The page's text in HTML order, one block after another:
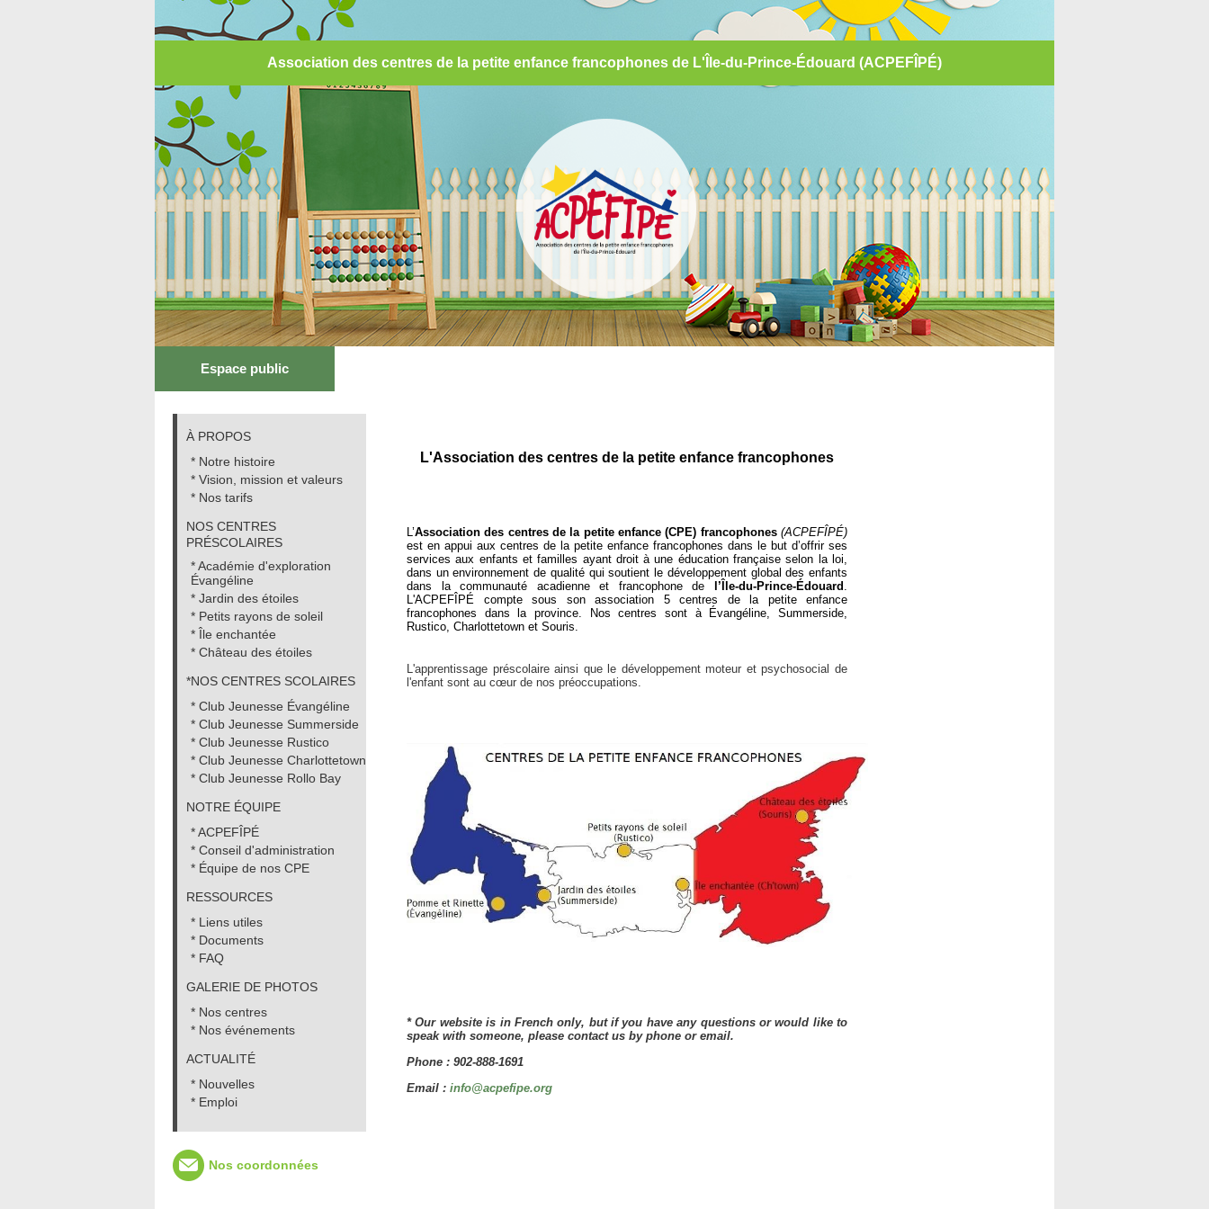
Association des centres de la petite enfance francophones de L'Île-du-Prince-Édouard (ACPEFÎPÉ)
Espace public
À PROPOS
* Notre histoire
* Vision, mission et valeurs
* Nos tarifs
NOS CENTRES
PRÉSCOLAIRES
* Académie d'exploration
Évangéline
* Jardin des étoiles
* Petits rayons de soleil
* Île enchantée
* Château des étoiles
*NOS CENTRES SCOLAIRES
* Club Jeunesse Évangéline
* Club Jeunesse Summerside
* Club Jeunesse Rustico
* Club Jeunesse Charlottetown
* Club Jeunesse Rollo Bay
NOTRE ÉQUIPE
* ACPEFÎPÉ
* Conseil d'administration
* Équipe de nos CPE
RESSOURCES
* Liens utiles
* Documents
* FAQ
GALERIE DE PHOTOS
* Nos centres
* Nos événements
ACTUALITÉ
* Nouvelles
* Emploi
Nos coordonnées
L'Association des centres de la petite enfance francophones
L’Association des centres de la petite enfance (CPE) francophones (ACPEFÎPÉ)
est en appui aux centres de la petite enfance francophones dans le but d’offrir ses
services aux enfants et familles ayant droit à une éducation française selon la loi,
dans un environnement de qualité qui soutient le développement global des enfants
dans la communauté acadienne et francophone de
l’Île-du-Prince-Édouard .
L'ACPEFÎPÉ compte sous son association 5 centres de la petite enfance
francophones dans la province. Nos centres sont à Évangéline, Summerside,
Rustico, Charlottetown et Souris.
L'apprentissage préscolaire ainsi que le développement moteur et psychosocial de
l'enfant sont au cœur de nos préoccupations.
* Our website is in French only, but if you have any questions or would like to
speak with someone, please contact us by phone or email.
Phone : 902-888-1691
Email : info@acpefipe.org